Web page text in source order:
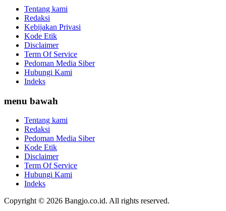
Tentang kami
Redaksi
Kebijakan Privasi
Kode Etik
Disclaimer
Term Of Service
Pedoman Media Siber
Hubungi Kami
Indeks
menu bawah
Tentang kami
Redaksi
Pedoman Media Siber
Kode Etik
Disclaimer
Term Of Service
Hubungi Kami
Indeks
Copyright © 2026 Bangjo.co.id. All rights reserved.